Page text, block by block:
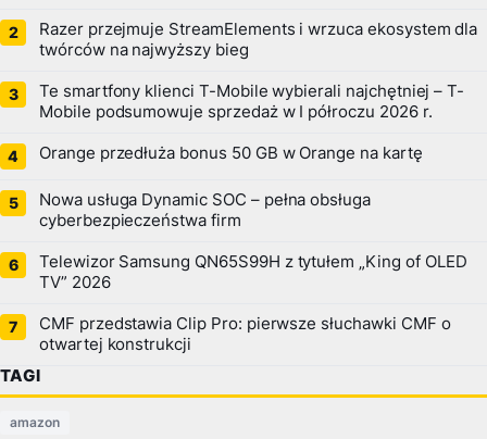
Razer przejmuje StreamElements i wrzuca ekosystem dla
twórców na najwyższy bieg
Te smartfony klienci T-Mobile wybierali najchętniej – T-
Mobile podsumowuje sprzedaż w I półroczu 2026 r.
Orange przedłuża bonus 50 GB w Orange na kartę
Nowa usługa Dynamic SOC – pełna obsługa
cyberbezpieczeństwa firm
Telewizor Samsung QN65S99H z tytułem „King of OLED
TV” 2026
CMF przedstawia Clip Pro: pierwsze słuchawki CMF o
otwartej konstrukcji
TAGI
amazon